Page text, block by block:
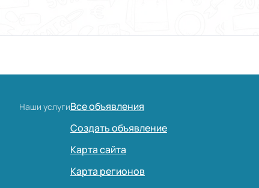
Наши услугиВсе объявления
Создать объявление
Карта сайта
Карта регионов